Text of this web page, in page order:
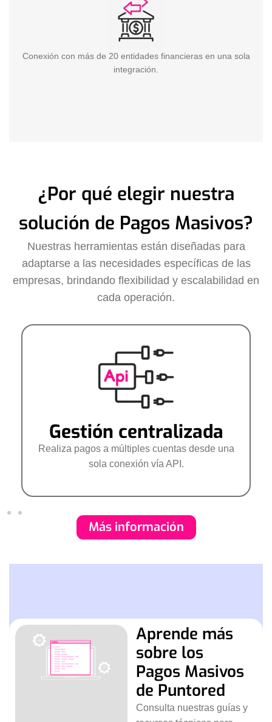
Conexión con más de 20 entidades financieras en una sola
integración.
¿Por qué elegir nuestra
solución de Pagos Masivos?
Nuestras herramientas están diseñadas para
adaptarse a las necesidades específicas de las
empresas, brindando flexibilidad y escalabilidad en
cada operación.
Gestión centralizada
Realiza pagos a múltiples cuentas desde una
sola conexión vía API.
Más información
Aprende más
sobre los
Pagos Masivos
de Puntored
Consulta nuestras guías y